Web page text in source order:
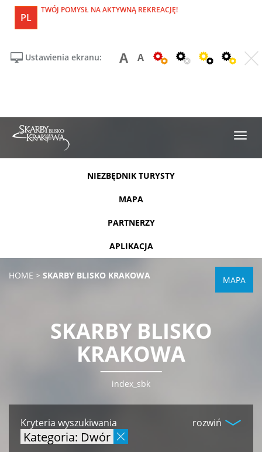
PL
TWÓJ POMYSŁ NA AKTYWNĄ REKREACJĘ!
Ustawienia ekranu: A A
NIEZBĘDNIK TURYSTY
MAPA
PARTNERZY
APLIKACJA
HOME > SKARBY BLISKO KRAKOWA MAPA
SKARBY BLISKO
KRAKOWA
index_sbk
rozwiń
Kryteria wyszukiwania
Kategoria: Dwór